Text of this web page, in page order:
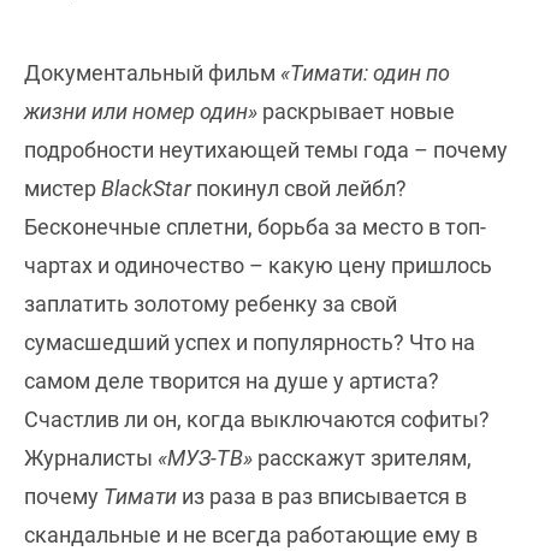
Документальный фильм «Тимати: один по
жизни или номер один» раскрывает новые
подробности неутихающей темы года – почему
мистерBlackStarпокинул свой лейбл?
Бесконечные сплетни, борьба за место в топ-
чартах и одиночество – какую цену пришлось
заплатить золотому ребенку за свой
сумасшедший успех и популярность? Что на
самом деле творится на душе у артиста?
Счастлив ли он, когда выключаются софиты?
Журналисты «МУЗ-ТВ» расскажут зрителям,
почему Тимати из раза в раз вписывается в
скандальные и не всегда работающие ему в